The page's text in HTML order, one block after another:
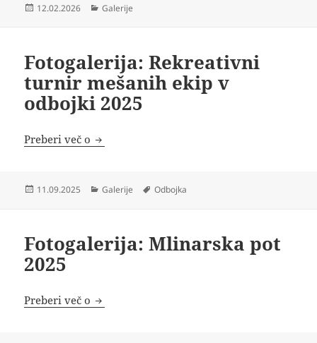
Objavljeno
12.02.2026 Kategorije
Galerije
Fotogalerija: Rekreativni
turnir mešanih ekip v
odbojki 2025
Preberi več o Fotogalerija: Rekreativni turnir mešanih
Objavljeno
11.09.2025 Kategorije
Galerije Oznake
Odbojka
Fotogalerija: Mlinarska pot
2025
Preberi več o Fotogalerija: Mlinarska pot 2025